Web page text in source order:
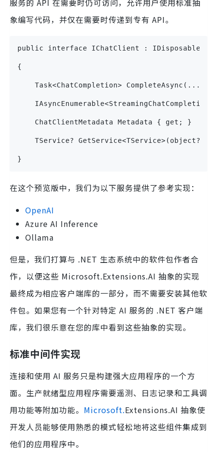
象编写代码，并仅在需要时传递到专有 API。
public interface IChatClient : IDisposable
{
Task<ChatCompletion> CompleteAsync(...);
    ChatClientMetadata Metadata { get; }
TService? GetService<TService>(object?
}
在这个预览版中，我们为以下服务提供了参考实现：
OpenAI
Azure AI Inference
Ollama
但是，我们打算与 .NET 生态系统中的软件包作者合
作，以便这些 Microsoft.Extensions.AI 抽象的实现
最终成为相应客户端库的一部分，而不需要安装其他软
件包。如果您有一个针对特定 AI 服务的 .NET 客户端
库，我们很乐意在您的库中看到这些抽象的实现。
标准中间件实现
连接和使用 AI 服务只是构建强大应用程序的一个方
面。生产就绪型应用程序需要遥测、日志记录和工具调
用功能等附加功能。 Microsoft.Extensions.AI 抽象使
开发人员能够使用熟悉的模式轻松地将这些组件集成到
他们的应用程序中。